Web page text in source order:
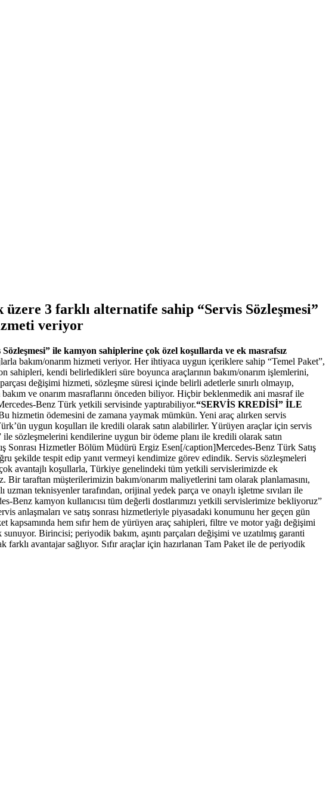
3 farklı alternatife sahip “Servis Sözleşmesi”
veriyor
ile kamyon sahiplerine çok özel koşullarda ve ek masrafsız
bakım/onarım hizmeti veriyor. Her ihtiyaca uygun içeriklere sahip “Temel Paket”,
kendi belirledikleri süre boyunca araçlarının bakım/onarım işlemlerini,
değişimi hizmeti, sözleşme süresi içinde belirli adetlerle sınırlı olmayıp,
ve onarım masraflarını önceden biliyor. Hiçbir beklenmedik ani masraf ile
Benz Türk yetkili servisinde yaptırabiliyor.“SERVİS KREDİSİ” İLE
hizmetin ödemesini de zamana yaymak mümkün. Yeni araç alırken servis
uygun koşulları ile kredili olarak satın alabilirler. Yürüyen araçlar için servis
sözleşmelerini kendilerine uygun bir ödeme planı ile kredili olarak satın
Hizmetler Bölüm Müdürü Ergiz Esen[/caption]Mercedes-Benz Türk Satış
şekilde tespit edip yanıt vermeyi kendimize görev edindik. Servis sözleşmeleri
avantajlı koşullarla, Türkiye genelindeki tüm yetkili servislerimizde ek
taraftan müşterilerimizin bakım/onarım maliyetlerini tam olarak planlamasını,
teknisyenler tarafından, orijinal yedek parça ve onaylı işletme sıvıları ile
Benz kamyon kullanıcısı tüm değerli dostlarımızı yetkili servislerimize bekliyoruz”
anlaşmaları ve satış sonrası hizmetleriyle piyasadaki konumunu her geçen gün
kapsamında hem sıfır hem de yürüyen araç sahipleri, filtre ve motor yağı değişimi
Birincisi; periyodik bakım, aşıntı parçaları değişimi ve uzatılmış garanti
farklı avantajar sağlıyor. Sıfır araçlar için hazırlanan Tam Paket ile de periyodik